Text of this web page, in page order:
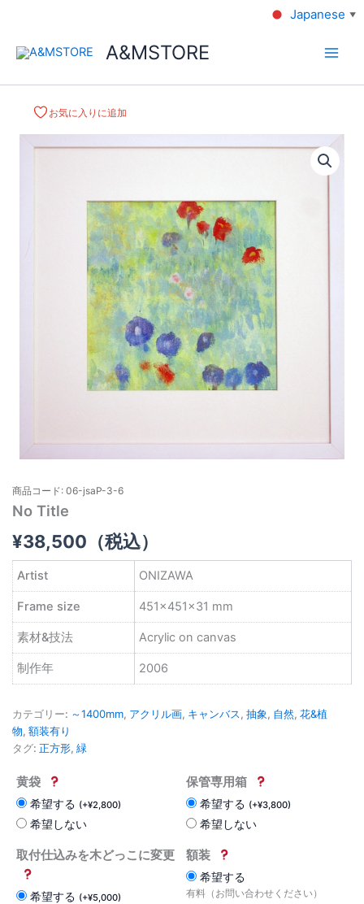
A&MSTORE
お気に入りに追加
商品コード: 06-jsaP-3-6
No Title
¥38,500 （税込）
Artist ONIZAWA
Frame size 451×451×31 mm
素材&技法 Acrylic on canvas
制作年 2006
カテゴリー: ～1400mm, アクリル画, キャンバス, 抽象, 自然, 花&植
物, 額装有り
タグ: 正方形, 緑
黄袋
希望する (+¥2,800)
希望しない
保管専用箱
希望する (+¥3,800)
希望しない
取付仕込みを木どっこに変更
希望する (+¥5,000)
額装
希望する
有料（お問い合わせください）
Japanese ▼